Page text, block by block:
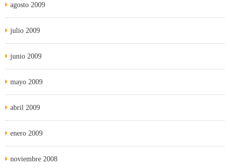
agosto 2009
julio 2009
junio 2009
mayo 2009
abril 2009
enero 2009
noviembre 2008